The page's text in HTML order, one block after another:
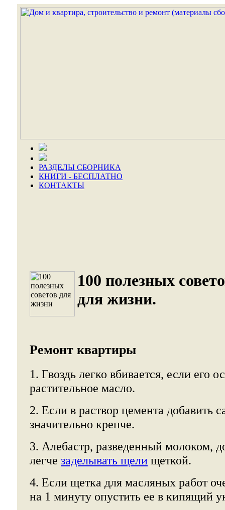
РАЗДЕЛЫ СБОРНИКА
КНИГИ - БЕСПЛАТНО
КОНТАКТЫ
100 полезных
для жизни.
Ремонт квартиры
1. Гвоздь легко вбивается, если его
растительное масло.
2. Если в раствор цемента добавить
значительно крепче.
3. Алебастр, разведенный молоком,
легче заделывать щели щеткой.
4. Если щетка для масляных работ
на 1 минуту опустить ее в кипящий